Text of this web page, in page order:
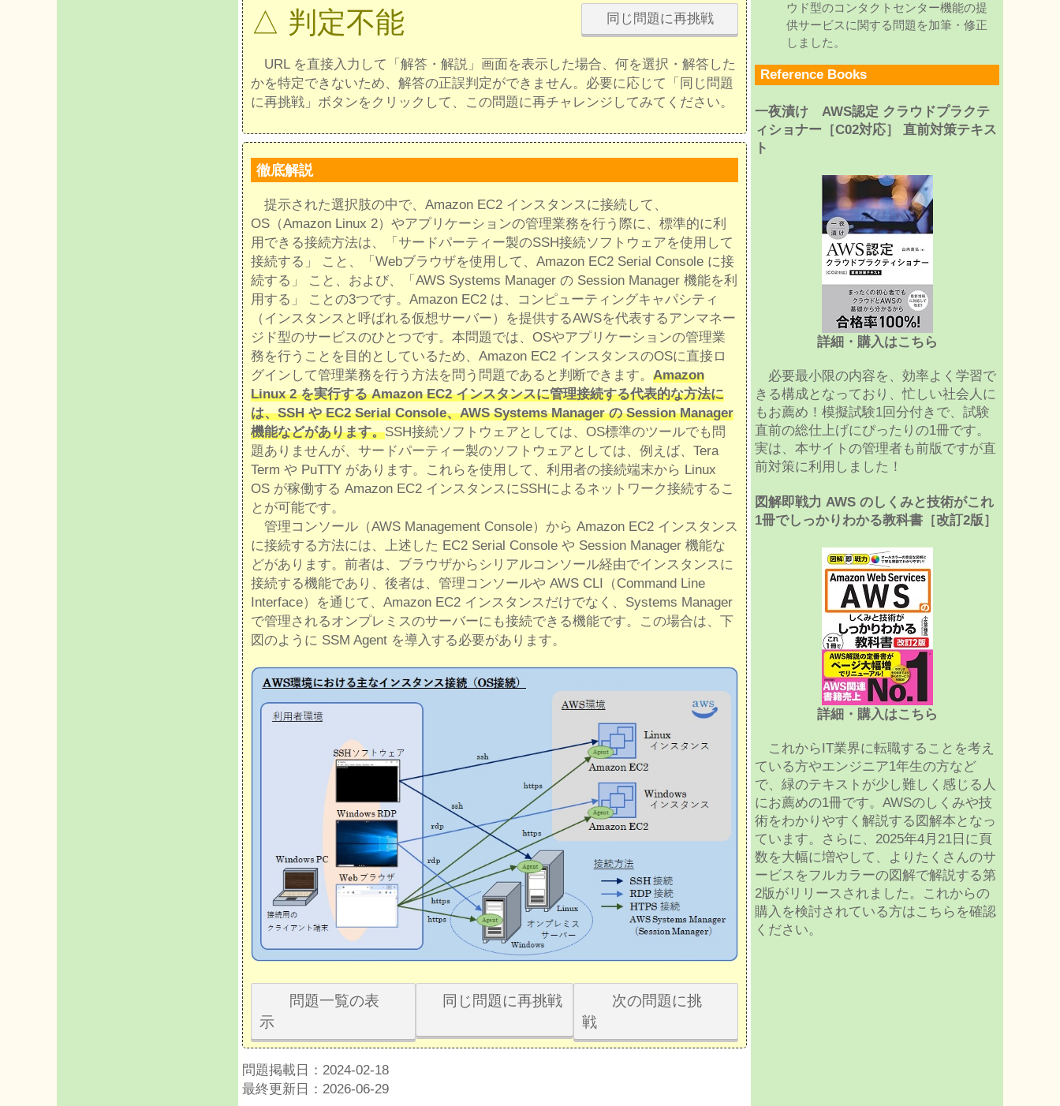
△ 判定不能 同じ問題に再挑戦
URL を直接入力して「解答・解説」画面を表示した場合、何を選択・解答した
かを特定できないため、解答の正誤判定ができません。必要に応じて「同じ問題
に再挑戦」ボタンをクリックして、この問題に再チャレンジしてみてください。
徹底解説
提示された選択肢の中で、Amazon EC2 インスタンスに接続して、
OS（Amazon Linux 2）やアプリケーションの管理業務を行う際に、標準的に利
用できる接続方法は、「サードパーティー製のSSH接続ソフトウェアを使用して
接続する」 こと、「Webブラウザを使用して、Amazon EC2 Serial Console に接
続する」 こと、および、「AWS Systems Manager の Session Manager 機能を利
用する」 ことの3つです。Amazon EC2 は、コンピューティングキャパシティ
（インスタンスと呼ばれる仮想サーバー）を提供するAWSを代表するアンマネー
ジド型のサービスのひとつです。本問題では、OSやアプリケーションの管理業
務を行うことを目的としているため、Amazon EC2 インスタンスのOSに直接ロ
グインして管理業務を行う方法を問う問題であると判断できます。 Amazon
Linux 2 を実行する Amazon EC2 インスタンスに管理接続する代表的な方法に
は、SSH や EC2 Serial Console、AWS Systems Manager の Session Manager
機能などがあります。SSH接続ソフトウェアとしては、OS標準のツールでも問
題ありませんが、サードパーティー製のソフトウェアとしては、例えば、Tera
Term や PuTTY があります。これらを使用して、利用者の接続端末から Linux
OS が稼働する Amazon EC2 インスタンスにSSHによるネットワーク接続するこ
とが可能です。
管理コンソール（AWS Management Console）から Amazon EC2 インスタンス
に接続する方法には、上述した EC2 Serial Console や Session Manager 機能な
どがあります。前者は、ブラウザからシリアルコンソール経由でインスタンスに
接続する機能であり、後者は、管理コンソールや AWS CLI（Command Line
Interface）を通じて、Amazon EC2 インスタンスだけでなく、Systems Manager
で管理されるオンプレミスのサーバーにも接続できる機能です。この場合は、下
図のように SSM Agent を導入する必要があります。
問題一覧の表
示
同じ問題に再挑戦
次の問題に挑
戦
問題掲載日：2024-02-18
最終更新日：2026-06-29
ウド型のコンタクトセンター機能の提
供サービスに関する問題を加筆・修正
しました。
Reference Books
一夜漬け AWS認定 クラウドプラクテ
ィショナー［C02対応］ 直前対策テキス
ト
詳細・購入はこちら
必要最小限の内容を、効率よく学習で
きる構成となっており、忙しい社会人に
もお薦め！模擬試験1回分付きで、試験
直前の総仕上げにぴったりの1冊です。
実は、本サイトの管理者も前版ですが直
前対策に利用しました！
図解即戦力 AWS のしくみと技術がこれ
1冊でしっかりわかる教科書［改訂2版］
詳細・購入はこちら
これからIT業界に転職することを考え
ている方やエンジニア1年生の方など
で、緑のテキストが少し難しく感じる人
にお薦めの1冊です。AWSのしくみや技
術をわかりやすく解説する図解本となっ
ています。さらに、2025年4月21日に頁
数を大幅に増やして、よりたくさんのサ
ービスをフルカラーの図解で解説する第
2版がリリースされました。これからの
購入を検討されている方はこちらを確認
ください。